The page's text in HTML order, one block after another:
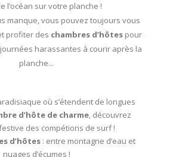
l’océan sur votre planche !
manque, vous pouvez toujours vous
profiter des chambres d’hôtes pour
harassantes à courir après la
planche...
où s’étendent de longues
d’hôte de charme, découvrez
des compétions de surf !
d’hôtes: entre montagne d’eau et
nuages d’écumes !